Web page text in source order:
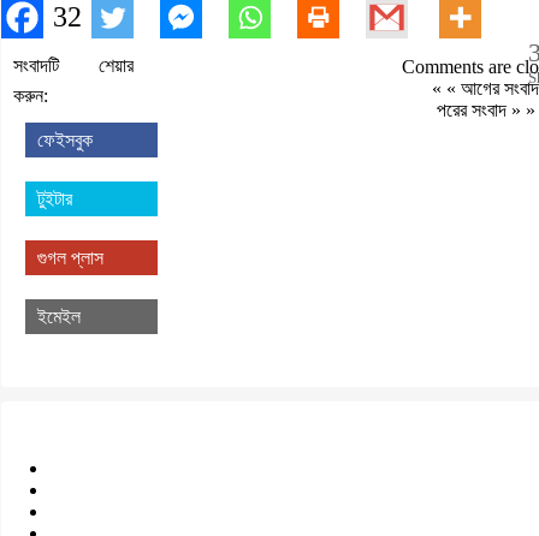
32
সংবাদটি শেয়ার
করুন:
ফেইসবুক
টুইটার
গুগল প্লাস
ইমেইল
Comments are
« « আগের সংবাদ
পরের সংবাদ » »